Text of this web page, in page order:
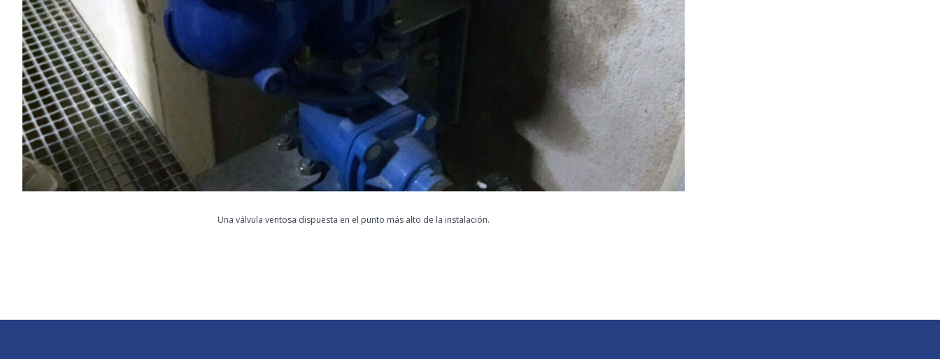
Una válvula ventosa dispuesta en el punto más alto de la instalación.